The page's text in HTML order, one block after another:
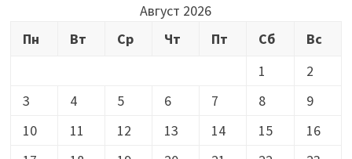
Август 2026
Пн
Вт Ср Чт Пт Сб
Вс
1
2
3
4 5 6 7 8
9
10
11 12 13 14 15
16